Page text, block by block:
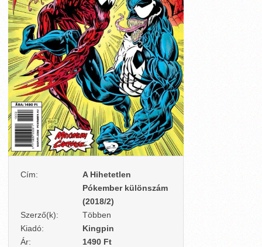
Cím:
A Hihetetlen
Pókember különszám
(2018/2)
Szerző(k):
Többen
Kiadó:
Kingpin
Ár:
1490 Ft